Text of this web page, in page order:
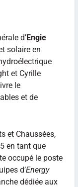
d’Engie
solaire en
et Cyrille
le
et de
et Chaussées,
en tant que
occupé le poste
d’Energy
dédiée aux